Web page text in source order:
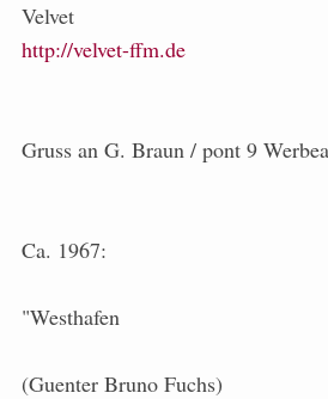
Velvet
http://velvet-ffm.de
Gruss an G. Braun / pont 9
Ca. 1967:
"Westhafen
(Guenter Bruno Fuchs)